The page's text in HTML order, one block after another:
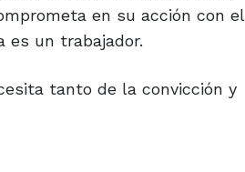
en su acción con el
es un trabajador.
tanto de la convicción y